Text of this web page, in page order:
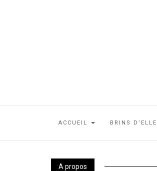
ACCUEIL BRINS D’ELLE
A propos